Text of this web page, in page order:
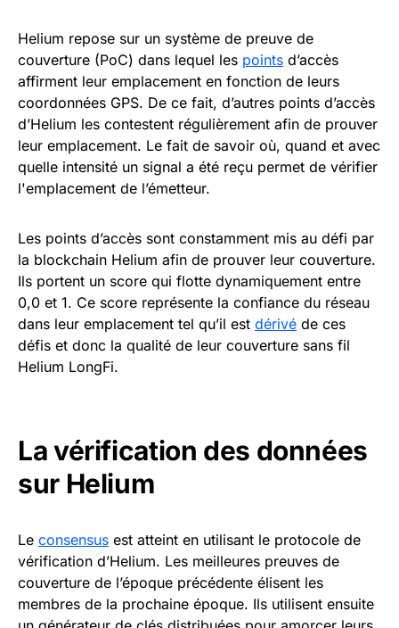
Helium repose sur un système de preuve de
couverture (PoC) dans lequel les points d’accès
affirment leur emplacement en fonction de leurs
coordonnées GPS. De ce fait, d’autres points d’accès
d’Helium les contestent régulièrement afin de prouver
leur emplacement. Le fait de savoir où, quand et avec
quelle intensité un signal a été reçu permet de vérifier
l'emplacement de l’émetteur.
Les points d’accès sont constamment mis au défi par
la blockchain Helium afin de prouver leur couverture.
Ils portent un score qui flotte dynamiquement entre
0,0 et 1. Ce score représente la confiance du réseau
dans leur emplacement tel qu’il est dérivé de ces
défis et donc la qualité de leur couverture sans fil
Helium LongFi.
La vérification des données
sur Helium
Le consensus est atteint en utilisant le protocole de
vérification d’Helium. Les meilleures preuves de
couverture de l’époque précédente élisent les
membres de la prochaine époque. Ils utilisent ensuite